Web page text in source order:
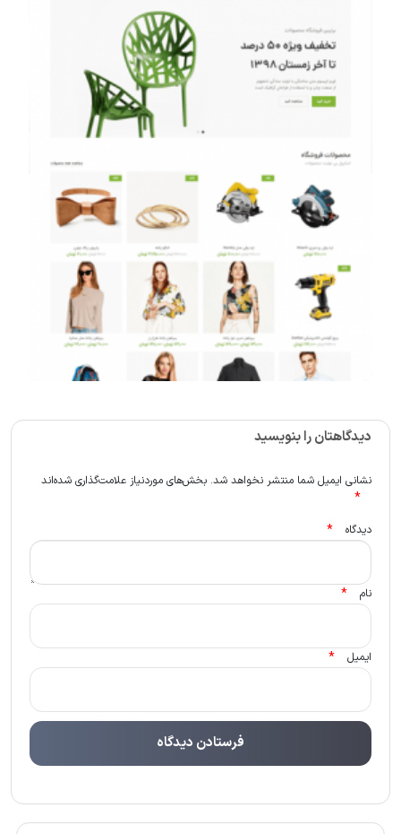
دیدگاهتان را بنویسید
نشانی ایمیل شما منتشر نخواهد شد. بخش‌های موردنیاز علامت‌گذاری شده‌اند
*
دیدگاه *
نام *
ایمیل *